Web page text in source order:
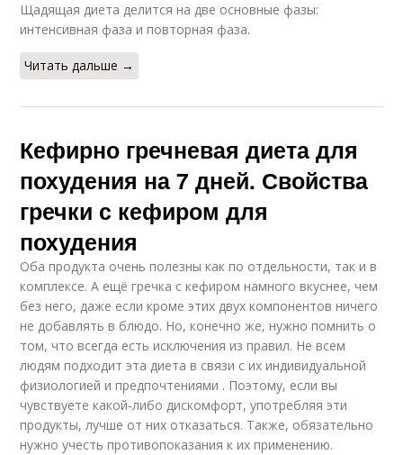
Щадящая диета делится на две основные фазы:
интенсивная фаза и повторная фаза.
Читать дальше →
Кефирно гречневая диета для
похудения на 7 дней. Свойства
гречки с кефиром для
похудения
Оба продукта очень полезны как по отдельности, так и в
комплексе. А ещё гречка с кефиром намного вкуснее, чем
без него, даже если кроме этих двух компонентов ничего
не добавлять в блюдо. Но, конечно же, нужно помнить о
том, что всегда есть исключения из правил. Не всем
людям подходит эта диета в связи с их индивидуальной
физиологией и предпочтениями . Поэтому, если вы
чувствуете какой-либо дискомфорт, употребляя эти
продукты, лучше от них отказаться. Также, обязательно
нужно учесть противопоказания к их применению.